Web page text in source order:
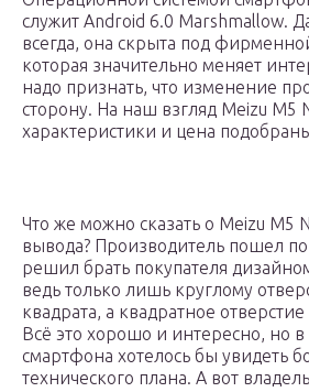
служит Android 6.0 Marshmallow.
всегда, она скрыта под
которая значительно меняет
надо признать, что изменение
сторону. На наш взгляд Meizu M5
характеристики и цена
Что же можно сказать о Meizu M5
вывода? Производитель пошел
решил брать покупателя
ведь только лишь круглому
квадрата, а квадратное
Всё это хорошо и интересно, но
смартфона хотелось бы увидеть
технического плана. А вот